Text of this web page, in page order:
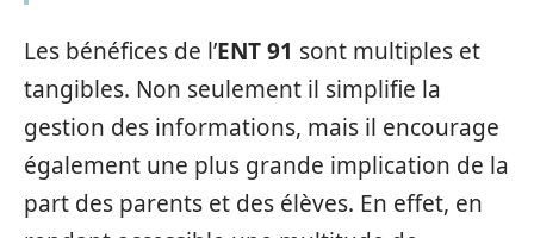
Les bénéfices de l’ENT 91 sont multiples et
tangibles. Non seulement il simplifie la
gestion des informations, mais il encourage
également une plus grande implication de la
part des parents et des élèves. En effet, en